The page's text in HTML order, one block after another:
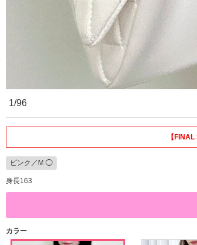
1/96
【
ピンク／M ◯
身長163
カラー